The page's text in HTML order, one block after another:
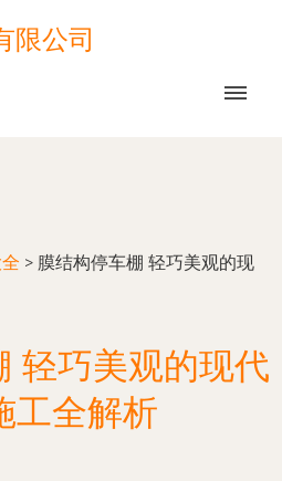
限公司
> 膜结构停车棚 轻巧美观的现
轻巧美观的现代
工全解析